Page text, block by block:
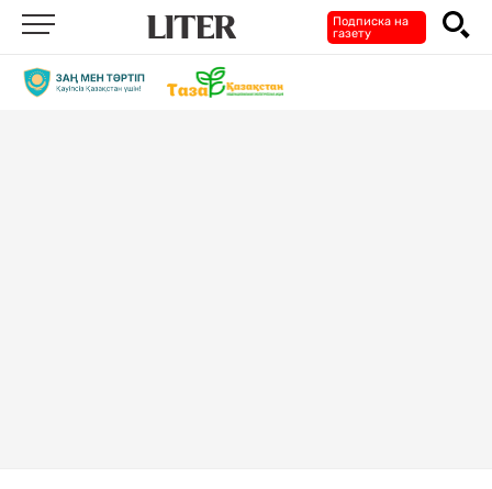
Подписка на
газету